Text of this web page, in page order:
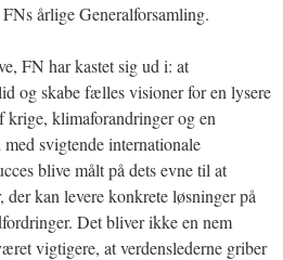
årlige Generalforsamling.
FN har kastet sig ud i: at
og skabe fælles visioner for en lysere
klimaforandringer og en
svigtende internationale
blive målt på dets evne til at
kan levere konkrete løsninger på
Det bliver ikke en nem
vigtigere, at verdenslederne griber